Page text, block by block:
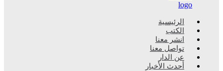
الرئيسية
الكتب
انشر معنا
تواصل معنا
عن الدار
أحدث الأخبار